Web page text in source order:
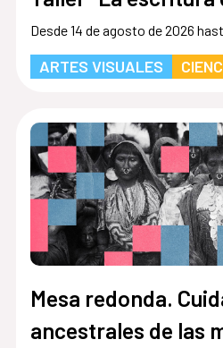
Desde 14 de agosto de 2026
ARTES VISUALES
Mesa redonda.
ancestrales de las